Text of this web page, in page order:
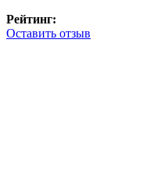
Рейтинг:
Оставить отзыв